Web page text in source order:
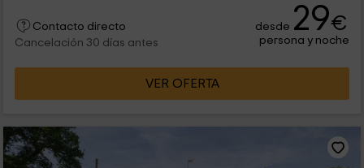
Contacto directo
Cancelación 30 días antes
desde 29€
persona y noche
VER OFERTA